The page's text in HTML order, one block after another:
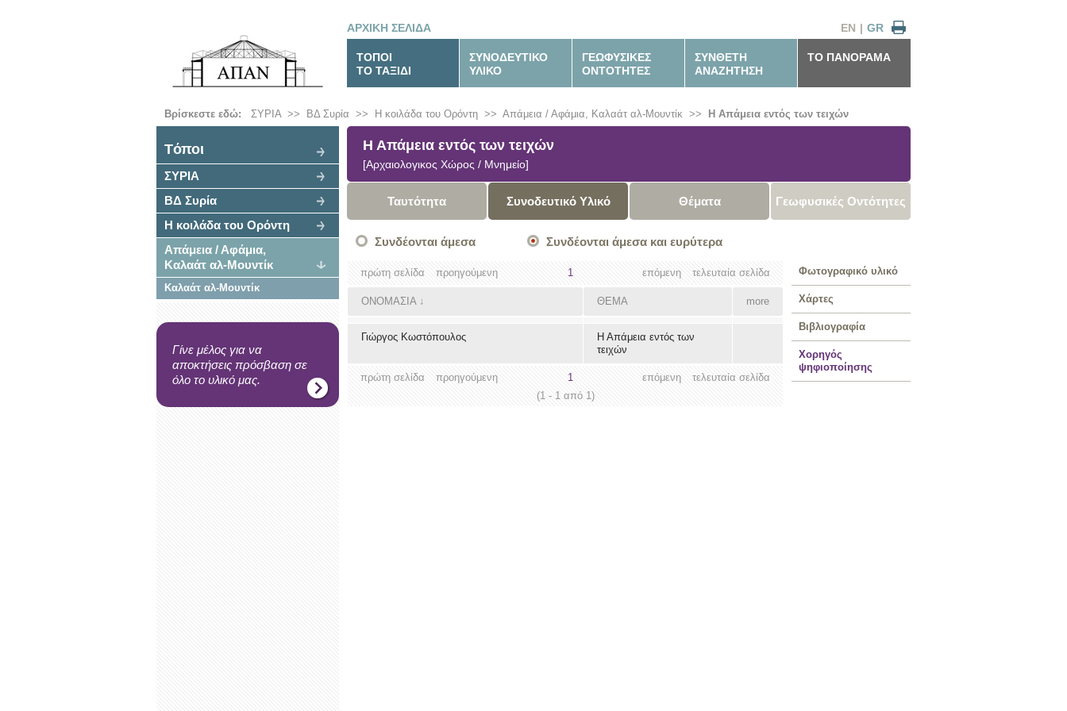
ΑΡΧΙΚΗ ΣΕΛΙΔΑ GR
|
EN
ΤΟΠΟΙ
ΤΟ ΤΑΞΙΔΙ
ΣΥΝΟΔΕΥΤΙΚΟ
ΥΛΙΚΟ
ΓΕΩΦΥΣΙΚΕΣ
ΟΝΤΟΤΗΤΕΣ
ΣΥΝΘΕΤΗ
ΑΝΑΖΗΤΗΣΗ
ΤΟ ΠΑΝΟΡΑΜΑ
Βρίσκεστε εδώ: ΣΥΡΙΑ>> ΒΔ Συρία >> Η κοιλάδα του Ορόντη >> Απάμεια / Αφάμια, Καλαάτ αλ-Μουντίκ >> Η Απάμεια εντός των τειχών
Tόποι
ΣΥΡΙΑ
ΒΔ Συρία
Η κοιλάδα του Ορόντη
Απάμεια / Αφάμια,
Καλαάτ αλ-Μουντίκ
Καλαάτ αλ-Μουντίκ
Γίνε μέλος για να
αποκτήσεις πρόσβαση σε
όλο το υλικό μας.
Η Απάμεια εντός των τειχών
[Αρχαιολογικος Χώρος / Μνημείο]
Ταυτότητα Συνοδευτικό Υλικό Θέματα Γεωφυσικές Οντότητες
Συνδέονται άμεσα Συνδέονται άμεσα και ευρύτερα
τελευταία σελίδα
επόμενη
πρώτη σελίδα προηγούμενη 1
ΟΝΟΜΑΣΙΑ↓ ΘΕΜΑ more
Γιώργος Κωστόπουλος
Η Απάμεια εντός των
τειχών
τελευταία σελίδα
επόμενη
πρώτη σελίδα προηγούμενη
1
(1 - 1 από 1)
Φωτογραφικό υλικό
Χάρτες
Βιβλιογραφία
Χορηγός
ψηφιοποίησης